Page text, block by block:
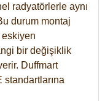
radyatörlerle aynı
durum montaj
eskiyen
bir değişiklik
Duffmart